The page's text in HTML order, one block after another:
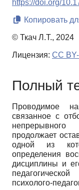
https://doi.org/
Копировать
© Ткач Л.Т., 2024
Лицензия: CC
Полный
Проводимое
связанное с
непрерывного
продолжает
одной из
определения
дисциплины и
психолого-